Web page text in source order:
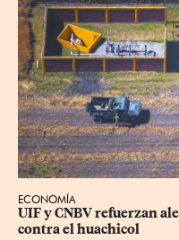
ECONOMÍA
UIF y CNBV refuerzan
contra el huachicol